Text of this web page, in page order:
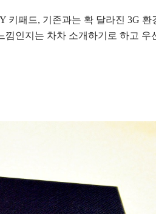
키패드, 기존과는 확 달라진 3G 환
인지는 차차 소개하기로 하고 우